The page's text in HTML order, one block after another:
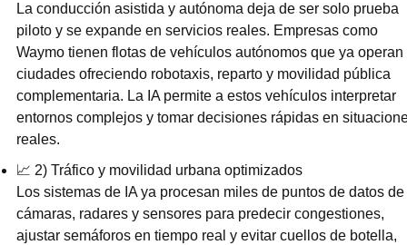
La conducción asistida y autónoma deja de ser solo prueba
piloto y se expande en servicios reales. Empresas como
Waymo tienen flotas de vehículos autónomos que ya operan
ciudades ofreciendo robotaxis, reparto y movilidad pública
complementaria. La IA permite a estos vehículos interpretar
entornos complejos y tomar decisiones rápidas en
reales.
📈 2) Tráfico y movilidad urbana optimizados
Los sistemas de IA ya procesan miles de puntos de datos de
cámaras, radares y sensores para predecir congestiones,
ajustar semáforos en tiempo real y evitar cuellos de botella,